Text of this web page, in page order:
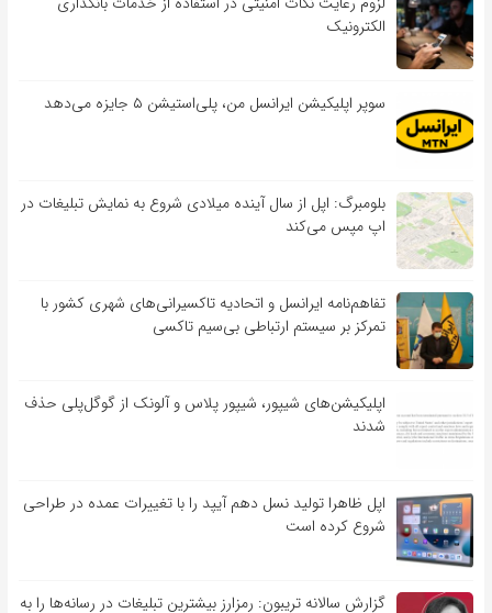
الکترونیک
سوپر اپلیکیشن ایرانسل من، پلی‌استیشن ۵ جایزه می‌دهد
بلومبرگ: اپل از سال آینده میلادی شروع به نمایش تبلیغات در
اپ مپس می‌کند
تفاهم‌نامه‌ ایرانسل و اتحادیه تاکسیرانی‌های شهری کشور با
تمرکز بر سیستم ارتباطی بی‌سیم تاکسی
اپلیکیشن‌های شیپور، شیپور پلاس و آلونک از گوگل‌پلی حذف
شدند
اپل ظاهرا تولید نسل دهم آیپد را با تغییرات عمده در طراحی
شروع کرده است
گزارش سالانه تریبون: رمزارز بیشترین تبلیغات در رسانه‌ها را به